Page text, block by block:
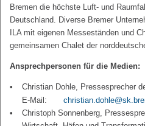
Bremen die höchste Luft- und
Deutschland. Diverse Bremer
ILA mit eigenen Messeständen und
gemeinsamen Chalet der
Ansprechpersonen für die Medien:
Christian Dohle, Pressesprecher
E-Mail:
Christoph Sonnenberg,